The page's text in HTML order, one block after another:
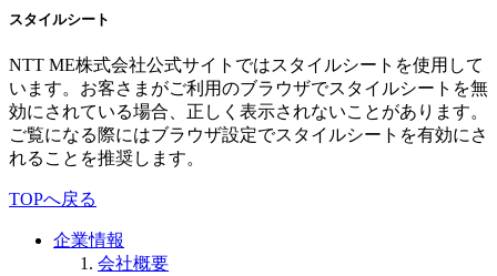
スタイルシート
NTT ME株式会社公式サイトではスタイルシートを使用して
います。お客さまがご利用のブラウザでスタイルシートを無
効にされている場合、正しく表示されないことがあります。
ご覧になる際にはブラウザ設定でスタイルシートを有効にさ
れることを推奨します。
TOPへ戻る
企業情報
会社概要